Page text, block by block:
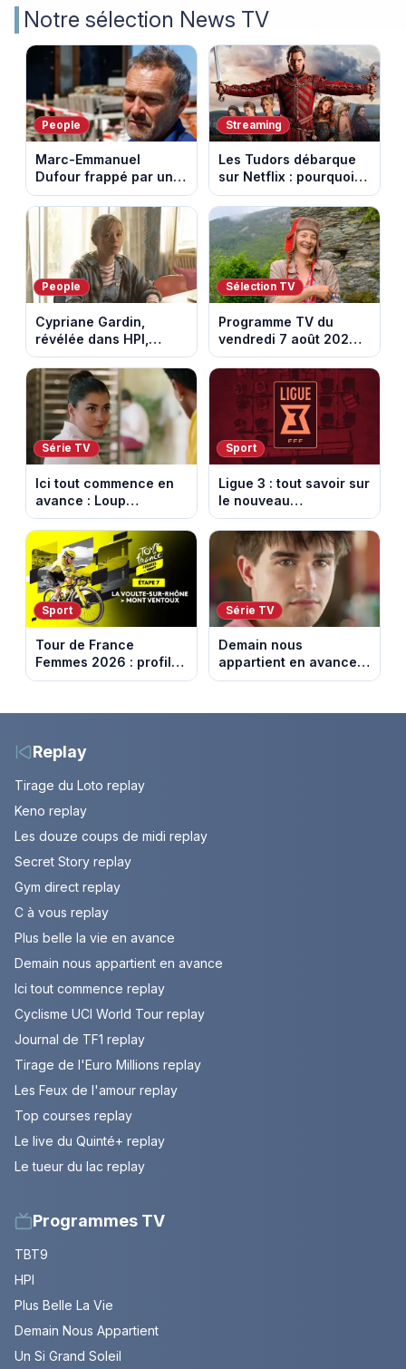
Notre sélection News TV
People
Marc-Emmanuel
Dufour frappé par un
terrible incendie : son
chalet part en fumée
Streaming
Les Tudors débarque
sur Netflix : pourquoi la
série n’a rien perdu de
son pouvoir
People
Cypriane Gardin,
révélée dans HPI,
lance une cagnotte
après des difficultés
financières
Sélection TV
Programme TV du
vendredi 7 août 2026 :
notre sélection pour
votre soirée télé
Série TV
Ici tout commence en
avance : Loup
découvre la trahison
de Bianca. Episode du
10 août 2026 (spoiler)
Sport
Ligue 3 : tout savoir sur
le nouveau
championnat qui
succède au National
Sport
Tour de France
Femmes 2026 : profil
et horaires de la 7e
sur-Rhône et le Mont
Série TV
Demain nous
appartient en avance:
Samuel perd le
août 2026.
Replay
Tirage du Loto replay
Keno replay
Les douze coups de midi replay
Secret Story replay
Gym direct replay
C à vous replay
Plus belle la vie en avance
Demain nous appartient en avance
Ici tout commence replay
Cyclisme UCI World Tour replay
Journal de TF1 replay
Tirage de l'Euro Millions replay
Les Feux de l'amour replay
Top courses replay
Le live du Quinté+ replay
Le tueur du lac replay
Programmes TV
TBT9
HPI
Plus Belle La Vie
Demain Nous Appartient
Un Si Grand Soleil